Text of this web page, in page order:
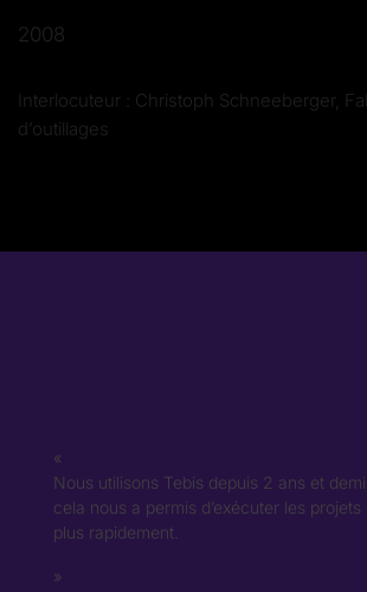
2008
Interlocuteur : Christoph Schneeberger,
d’outillages
Nous utilisons Tebis depuis 2 ans et demi
cela nous a permis d’exécuter les
plus rapidement.